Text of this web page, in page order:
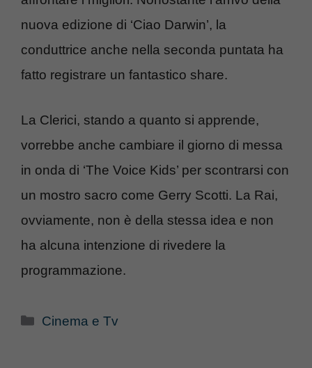
nuova edizione di ‘Ciao Darwin’, la
conduttrice anche nella seconda puntata ha
fatto registrare un fantastico share.
La Clerici, stando a quanto si apprende,
vorrebbe anche cambiare il giorno di messa
in onda di ‘The Voice Kids’ per scontrarsi con
un mostro sacro come Gerry Scotti. La Rai,
ovviamente, non è della stessa idea e non
ha alcuna intenzione di rivedere la
programmazione.
Categorie
Cinema e Tv